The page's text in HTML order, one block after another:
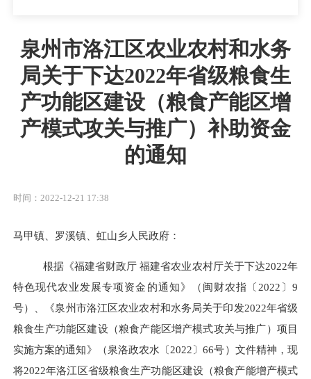
泉州市洛江区农业农村和水务
局关于下达2022年省级粮食生
产功能区建设（粮食产能区增
产模式攻关与推广）补助资金
的通知
时间：2022-12-21 17:38
马甲镇、罗溪镇、虹山乡人民政府：
根据《福建省财政厅 福建省农业农村厅关于下达2022年
特色现代农业发展专项资金的通知》（闽财农指〔2022 〕9
号）、《泉州市洛江区农业农村和水务局关于印发2022年省级
粮食生产功能区建设（粮食产能区增产模式攻关与推广）项目
实施方案的通知》（泉洛政农水〔2022〕66号）文件精神，现
将2022年洛江区省级粮食生产功能区建设（粮食产能增产模式